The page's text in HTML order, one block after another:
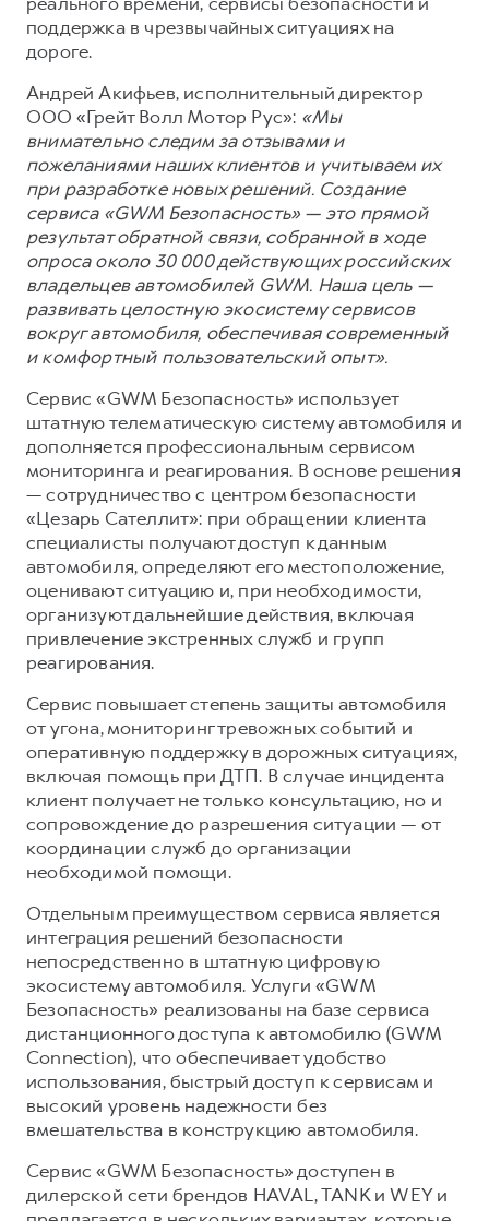
поддержка в чрезвычайных ситуациях на
дороге.
Андрей Акифьев, исполнительный директор
ООО «Грейт Волл Мотор Рус»: «Мы
внимательно следим за отзывами и
пожеланиями наших клиентов и учитываем их
при разработке новых решений. Создание
сервиса «GWM Безопасность» — это прямой
результат обратной связи, собранной в ходе
опроса около 30 000 действующих российских
владельцев автомобилей GWM. Наша цель —
развивать целостную экосистему сервисов
вокруг автомобиля, обеспечивая современный
и комфортный пользовательский опыт».
Сервис «GWM Безопасность» использует
штатную телематическую систему автомобиля и
дополняется профессиональным сервисом
мониторинга и реагирования. В основе решения
— сотрудничество с центром безопасности
«Цезарь Сателлит»: при обращении клиента
специалисты получают доступ к данным
автомобиля, определяют его местоположение,
оценивают ситуацию и, при необходимости,
организуют дальнейшие действия, включая
привлечение экстренных служб и групп
реагирования.
Сервис повышает степень защиты автомобиля
от угона, мониторинг тревожных событий и
оперативную поддержку в дорожных ситуациях,
включая помощь при ДТП. В случае инцидента
клиент получает не только консультацию, но и
сопровождение до разрешения ситуации — от
координации служб до организации
необходимой помощи.
Отдельным преимуществом сервиса является
интеграция решений безопасности
непосредственно в штатную цифровую
экосистему автомобиля. Услуги «GWM
Безопасность» реализованы на базе сервиса
дистанционного доступа к автомобилю (GWM
Connection), что обеспечивает удобство
использования, быстрый доступ к сервисам и
высокий уровень надежности без
вмешательства в конструкцию автомобиля.
Сервис «GWM Безопасность» доступен в
дилерской сети брендов HAVAL, TANK и WEY и